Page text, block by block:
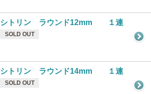
シトリン ラウンド12mm １連
SOLD OUT
シトリン ラウンド14mm １連
SOLD OUT